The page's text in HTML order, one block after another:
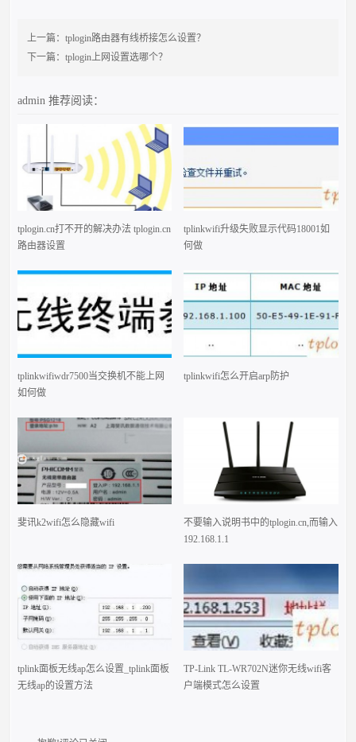
上一篇：tplogin路由器有线桥接怎么设置？
下一篇：tplogin上网设置选哪个？
admin推荐阅读：
tplogin.cn打不开的解决办法 tplogin.cn
路由器设置
tplinkwifi升级失败显示代码18001如
何做
tplinkwifiwdr7500当交换机不能上网
如何做
tplinkwifi怎么开启arp防护
斐讯k2wifi怎么隐藏wifi
不要输入说明书中的tplogin.cn,而输入
192.168.1.1
tplink面板无线ap怎么设置_tplink面板
无线ap的设置方法
TP-Link TL-WR702N迷你无线wifi客
户端模式怎么设置